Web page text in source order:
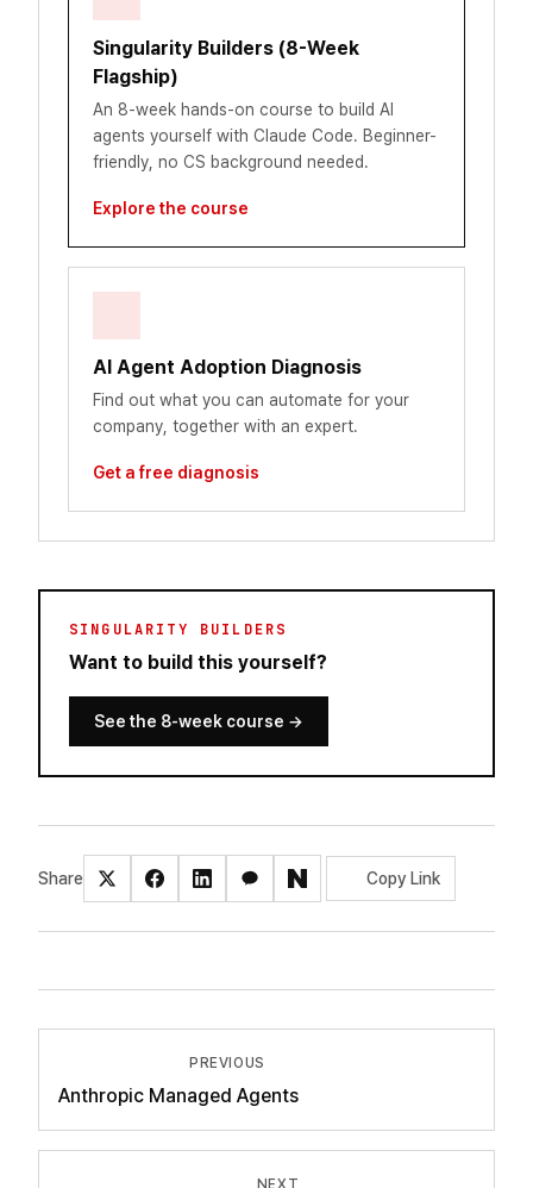
Singularity Builders (8-Week
Flagship)
An 8-week hands-on course to build AI
agents yourself with Claude Code. Beginner-
friendly, no CS background needed.
Explore the course
AI Agent Adoption Diagnosis
Find out what you can automate for your
company, together with an expert.
Get a free diagnosis
SINGULARITY BUILDERS
Want to build this yourself?
See the 8-week course →
Share Copy Link
PREVIOUS
Anthropic Managed Agents